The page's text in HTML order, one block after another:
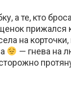
а те, кто
прижался
на корточки,
— гнева на